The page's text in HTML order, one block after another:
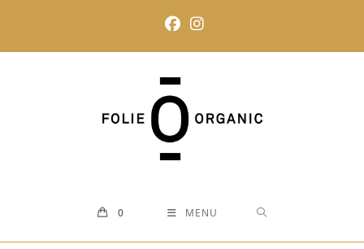
content
0 MENU